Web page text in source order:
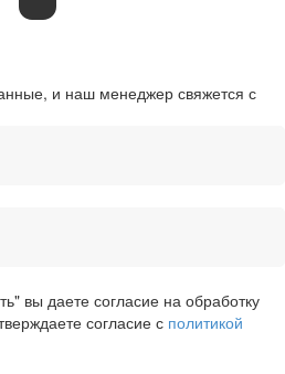
и наш менеджер свяжется с
вы даете согласие на обработку
согласие с политикой